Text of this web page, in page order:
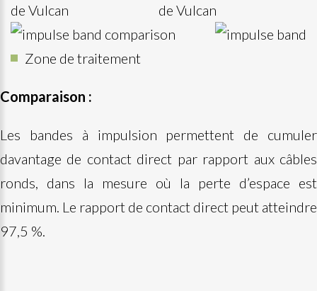
de Vulcan
de Vulcan
Zone de traitement
Comparaison :
Les bandes à impulsion permettent de cumuler
davantage de contact direct par rapport aux câbles
ronds, dans la mesure où la perte d’espace est
minimum. Le rapport de contact direct peut atteindre
97,5 %.